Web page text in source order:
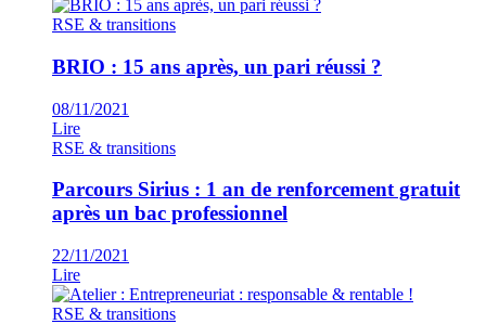
RSE & transitions
BRIO : 15 ans après, un pari réussi ?
08/11/2021
Lire
RSE & transitions
Parcours Sirius : 1 an de renforcement gratuit
après un bac professionnel
22/11/2021
Lire
RSE & transitions